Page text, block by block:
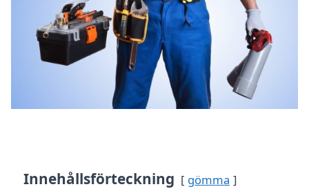
Innehållsförteckning gömma